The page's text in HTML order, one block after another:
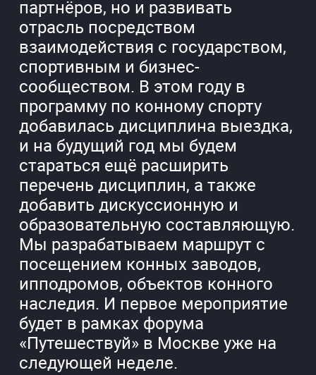
партнёров, но и развивать
отрасль посредством
взаимодействия с государством,
спортивным и бизнес-
сообществом. В этом году в
программу по конному спорту
добавилась дисциплина выездка,
и на будущий год мы будем
стараться ещё расширить
перечень дисциплин, а также
добавить дискуссионную и
образовательную составляющую.
Мы разрабатываем маршрут с
посещением конных заводов,
ипподромов, объектов конного
наследия. И первое мероприятие
будет в рамках форума
«Путешествуй» в Москве уже на
следующей неделе.